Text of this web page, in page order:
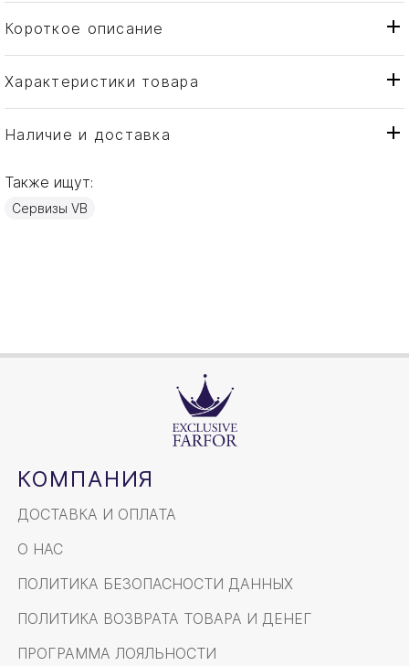
Короткое описание
Характеристики товара
Тип товара
Блюдо
Бренд
Страна производителя
Материал
Наличие и доставка
Также ищут:
Сервизы VB
КОМПАНИЯ
ДОСТАВКА И ОПЛАТА
О НАС
ПОЛИТИКА БЕЗОПАСНОСТИ ДАННЫХ
ПОЛИТИКА ВОЗВРАТА ТОВАРА И ДЕНЕГ
ПРОГРАММА ЛОЯЛЬНОСТИ